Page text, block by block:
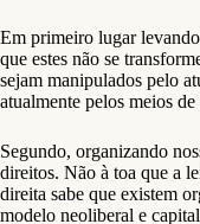
Em primeiro lugar
que estes não se
sejam manipulados pelo
atualmente pelos meios
Segundo, organizando
direitos. Não à toa que a
direita sabe que existem
modelo neoliberal e